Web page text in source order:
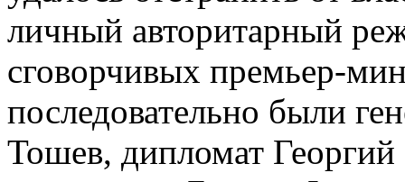
личный авторитарный
сговорчивых премьер-
последовательно были
Тошев, дипломат